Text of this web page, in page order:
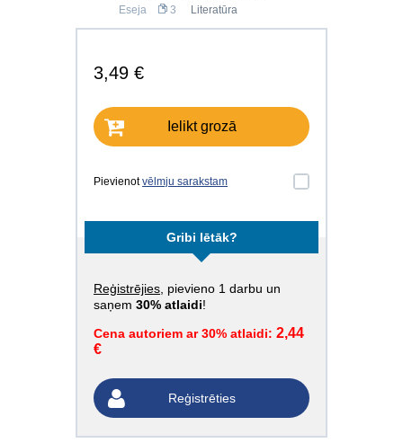
Eseja 3 Literatūra
3,49 €
Ielikt grozā
Pievienotvēlmju sarakstam
Gribi lētāk?
Reģistrējies , pievieno 1 darbu un
saņem 30% atlaidi!
Cena autoriem ar 30% atlaidi: 2,44
€
Reģistrēties